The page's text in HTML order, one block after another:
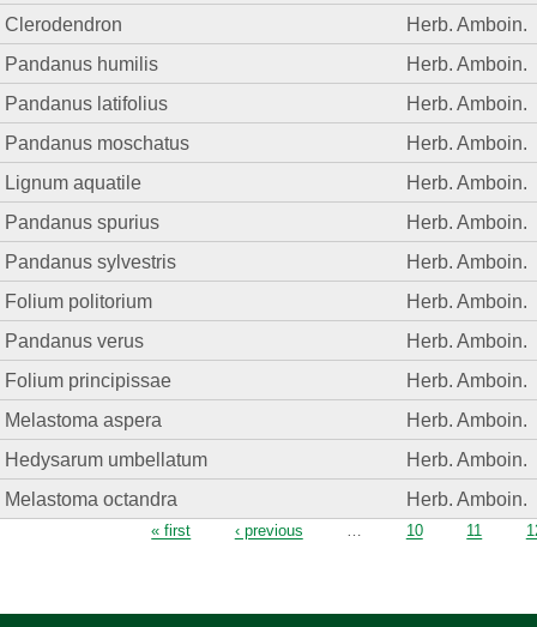
Clerodendron
Herb. Amboin.
Pandanus humilis
Herb. Amboin.
Pandanus latifolius
Herb. Amboin.
Pandanus moschatus
Herb. Amboin.
Lignum aquatile
Herb. Amboin.
Pandanus spurius
Herb. Amboin.
Pandanus sylvestris
Herb. Amboin.
Folium politorium
Herb. Amboin.
Pandanus verus
Herb. Amboin.
Folium principissae
Herb. Amboin.
Melastoma aspera
Herb. Amboin.
Hedysarum umbellatum
Herb. Amboin.
Melastoma octandra
Herb. Amboin.
« first ‹ previous … 10 11